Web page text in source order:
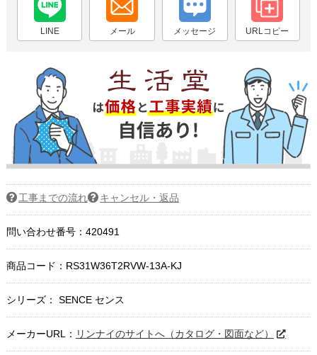
LINE メール メッセージ URLコピー
工事までの流れ キャンセル・返品
問い合わせ番号：420491
商品コード： RS31W36T2RVW-13A-KJ
シリーズ： SENCE センス
メーカーURL： リンナイのサイトへ（カタログ・図面など）